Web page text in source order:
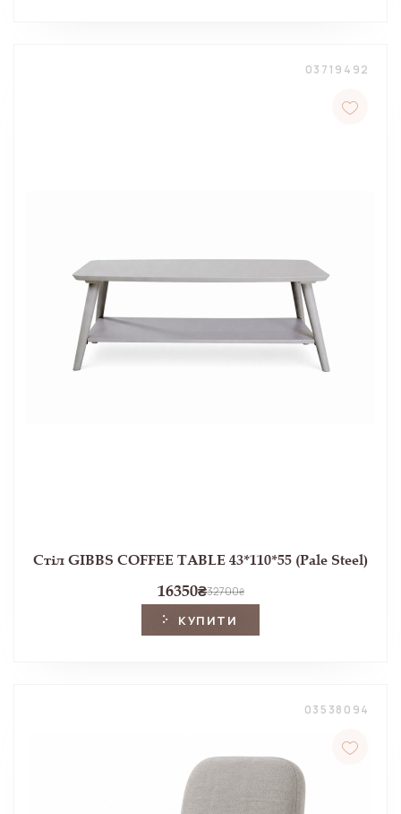
03719492
Стіл GIBBS COFFEE TABLE 43*110*55 (Pale Steel)
16350₴32700₴
КУПИТИ
03538094